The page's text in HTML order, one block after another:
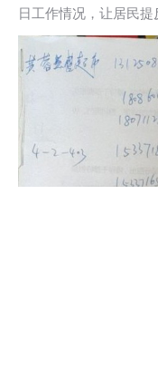
日工作情况，让居民提